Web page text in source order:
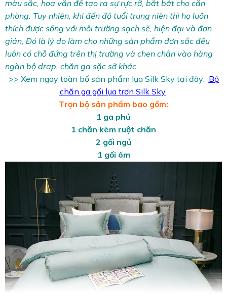
màu sắc, hoa văn để tạo ra sự rực rỡ, bắt bắt cho căn
phòng. Tuy nhiên, khi đến độ tuổi trung niên thì họ luôn
thích được sống với môi trường sạch sẽ, hiện đại và đơn
giản, Đó là lý do làm cho những sản phẩm đơn sắc đều
luôn có chỗ đứng trên thị trường và chen chân vào hàng
ngàn bộ drap, chăn ga sặc sỡ khác.
>> Xem ngay toàn bố sản phẩm lụa Silk Sky tại đây: Bộ
chăn ga gối lụa trơn Silk Sky
Trọn bộ sản phẩm bao gồm:
1 ga phủ
1 chăn kèm ruột chăn
2 gối ngủ
1 gối ôm